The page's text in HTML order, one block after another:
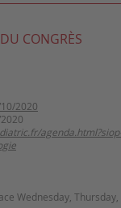
CONGRÈS
2020
Wednesday,